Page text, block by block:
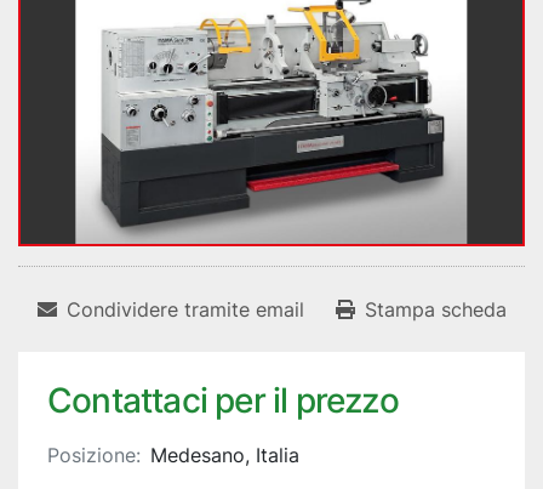
Condividere tramite email Stampa scheda
Contattaci per il prezzo
Posizione: Medesano, Italia